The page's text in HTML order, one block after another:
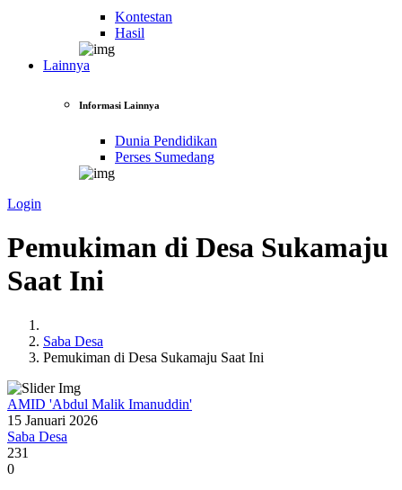
Kontestan
Hasil
Lainnya
Informasi Lainnya
Dunia Pendidikan
Perses Sumedang
Login
Pemukiman di Desa Sukamaju
Saat Ini
Saba Desa
Pemukiman di Desa Sukamaju Saat Ini
AMID 'Abdul Malik Imanuddin'
15 Januari 2026
Saba Desa
231
0